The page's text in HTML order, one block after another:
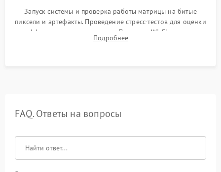
Запуск системы и проверка работы матрицы на битые
пиксели и артефакты. Проведение стресс-тестов для оценки
эффективности охлаждения. Проверка Wi-Fi, камеры,
микрофона и всех портов перед выдачей устройства.
Подробнее
FAQ. Ответы на вопросы